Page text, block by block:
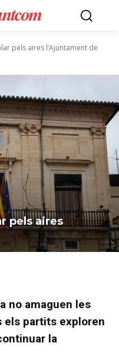
pels aires l’Ajuntament de
pels aires
no amaguen les
els partits exploren
la